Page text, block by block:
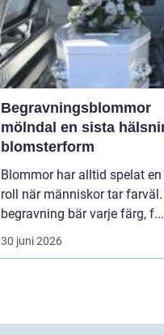
Begravningsblommor
mölndal en sista hälsning i
blomsterform
Blommor har alltid spelat
roll när människor tar farväl.
begravning bär varje färg, f...
30 juni 2026